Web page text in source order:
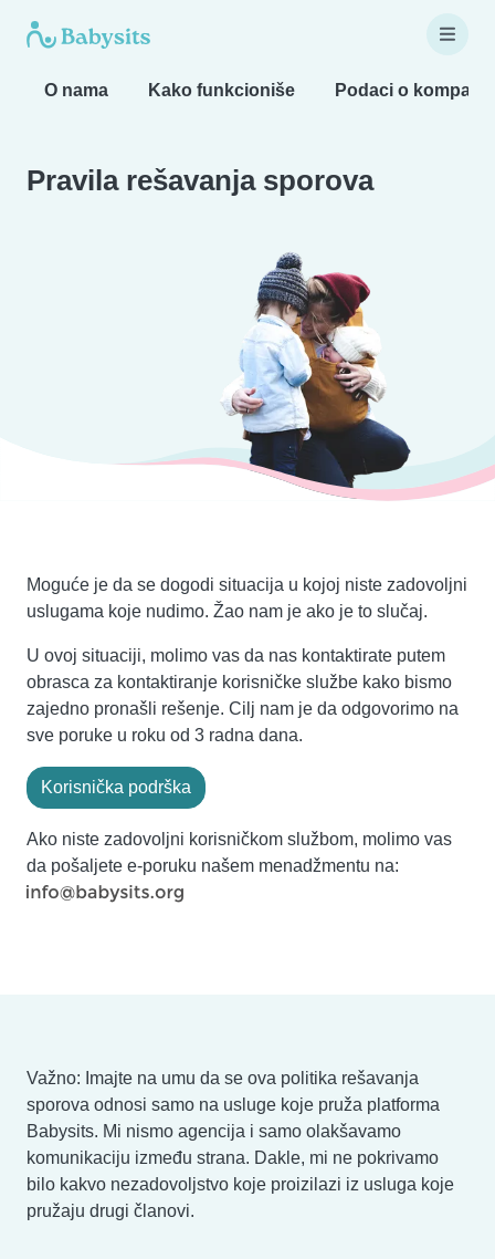
O nama Kako funkcioniše Podaci o kompaniji
Pravila rešavanja sporova
Moguće je da se dogodi situacija u kojoj niste zadovoljni
uslugama koje nudimo. Žao nam je ako je to slučaj.
U ovoj situaciji, molimo vas da nas kontaktirate putem
obrasca za kontaktiranje korisničke službe kako bismo
zajedno pronašli rešenje. Cilj nam je da odgovorimo na
sve poruke u roku od 3 radna dana.
Korisnička podrška
Ako niste zadovoljni korisničkom službom, molimo vas
da pošaljete e-poruku našem menadžmentu na:
Važno: Imajte na umu da se ova politika rešavanja
sporova odnosi samo na usluge koje pruža platforma
Babysits. Mi nismo agencija i samo olakšavamo
komunikaciju između strana. Dakle, mi ne pokrivamo
bilo kakvo nezadovoljstvo koje proizilazi iz usluga koje
pružaju drugi članovi.